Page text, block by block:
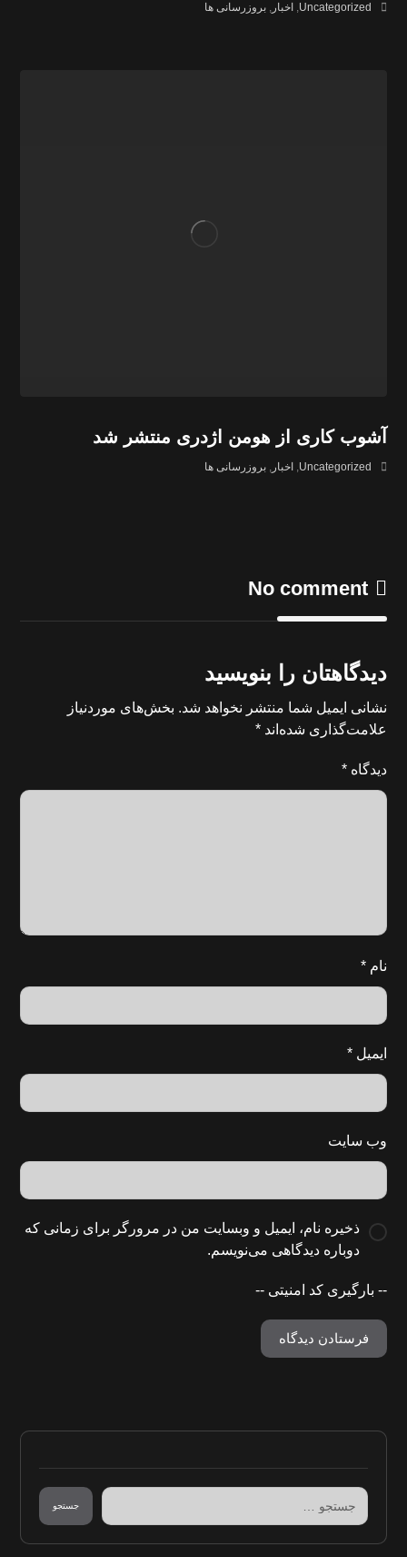
Uncategorized
, اخبار,بروزرسانی ها
آشوب کاری از هومن اژدری منتشر شد
Uncategorized
,اخبار ,بروزرسانی ها
No comment
دیدگاهتان را بنویسید
نشانی ایمیل شما منتشر نخواهد شد. بخش‌های موردنیاز
علامت‌گذاری شده‌اند*
دیدگاه*
نام*
ایمیل*
وب‌ سایت
ذخیره نام، ایمیل و وبسایت من در مرورگر برای زمانی که
دوباره دیدگاهی می‌نویسم.
-- بارگیری کد امنیتی --
فرستادن دیدگاه
جستجو